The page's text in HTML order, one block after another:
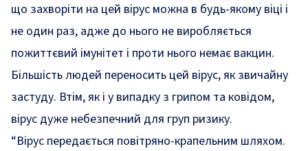
що захворіти на цей вірус можна в будь-якому віці і
не один раз, адже до нього не виробляється
пожиттєвий імунітет і проти нього немає вакцин.
Більшість людей переносить цей вірус, як звичайну
застуду. Втім, як і у випадку з грипом та ковідом,
вірус дуже небезпечний для груп ризику.
“Вірус передається повітряно-крапельним шляхом.